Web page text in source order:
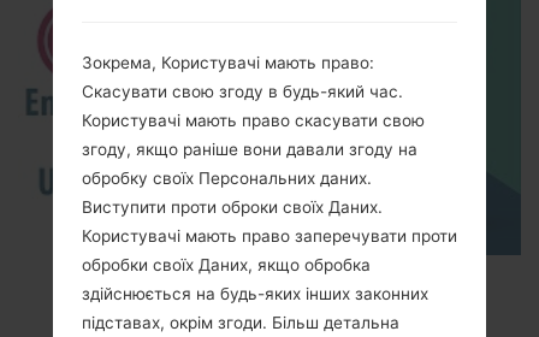
How to Enable Developer Options & USB
Debugging on LG ?
Зокрема, Користувачі мають право:
Скасувати свою згоду в будь-який час.
Користувачі мають право скасувати свою
згоду, якщо раніше вони давали згоду на
обробку своїх Персональних даних.
Виступити проти оброки своїх Даних.
Користувачі мають право заперечувати проти
обробки своїх Даних, якщо обробка
здійснюється на будь-яких інших законних
підставах, окрім згоди. Більш детальна